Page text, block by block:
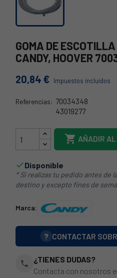
GOMA DE
CANDY, HOOVER
20,84 € Impuestos incluidos
Referencias: 70034348
43019277
 AÑADIR
Disponible
* Si realizas tu pedido antes de
destino y excepto fines de
Marca:
? CONTACTAR
phone
¿TIENES DUDAS?
Contacta con nosotros